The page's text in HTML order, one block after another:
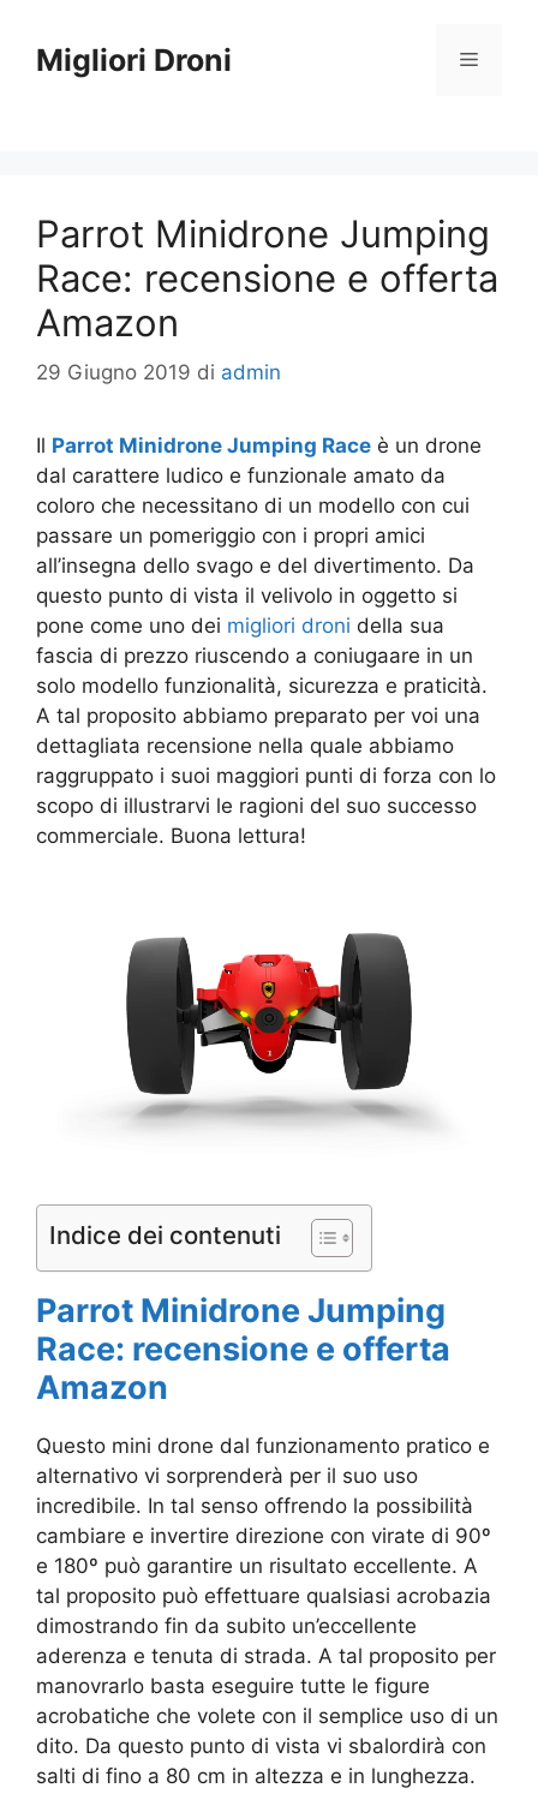
contenuto
Migliori Droni Menu
Parrot Minidrone Jumping
Race: recensione e offerta
Amazon
29 Giugno 2019 di admin
Il Parrot Minidrone Jumping Race è un drone
dal carattere ludico e funzionale amato da
coloro che necessitano di un modello con cui
passare un pomeriggio con i propri amici
all’insegna dello svago e del divertimento. Da
questo punto di vista il velivolo in oggetto si
pone come uno dei migliori droni della sua
fascia di prezzo riuscendo a coniugaare in un
solo modello funzionalità, sicurezza e praticità.
A tal proposito abbiamo preparato per voi una
dettagliata recensione nella quale abbiamo
raggruppato i suoi maggiori punti di forza con lo
scopo di illustrarvi le ragioni del suo successo
commerciale. Buona lettura!
Indice dei contenuti
Parrot Minidrone Jumping
Race: recensione e offerta
Amazon
Questo mini drone dal funzionamento pratico e
alternativo vi sorprenderà per il suo uso
incredibile. In tal senso offrendo la possibilità
cambiare e invertire direzione con virate di 90º
e 180º può garantire un risultato eccellente. A
tal proposito può effettuare qualsiasi acrobazia
dimostrando fin da subito un’eccellente
aderenza e tenuta di strada. A tal proposito per
manovrarlo basta eseguire tutte le figure
acrobatiche che volete con il semplice uso di un
dito. Da questo punto di vista vi sbalordirà con
salti di fino a 80 cm in altezza e in lunghezza.